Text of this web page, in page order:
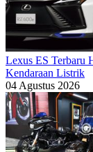
Lexus ES Terbaru
Kendaraan Listrik
04 Agustus 2026